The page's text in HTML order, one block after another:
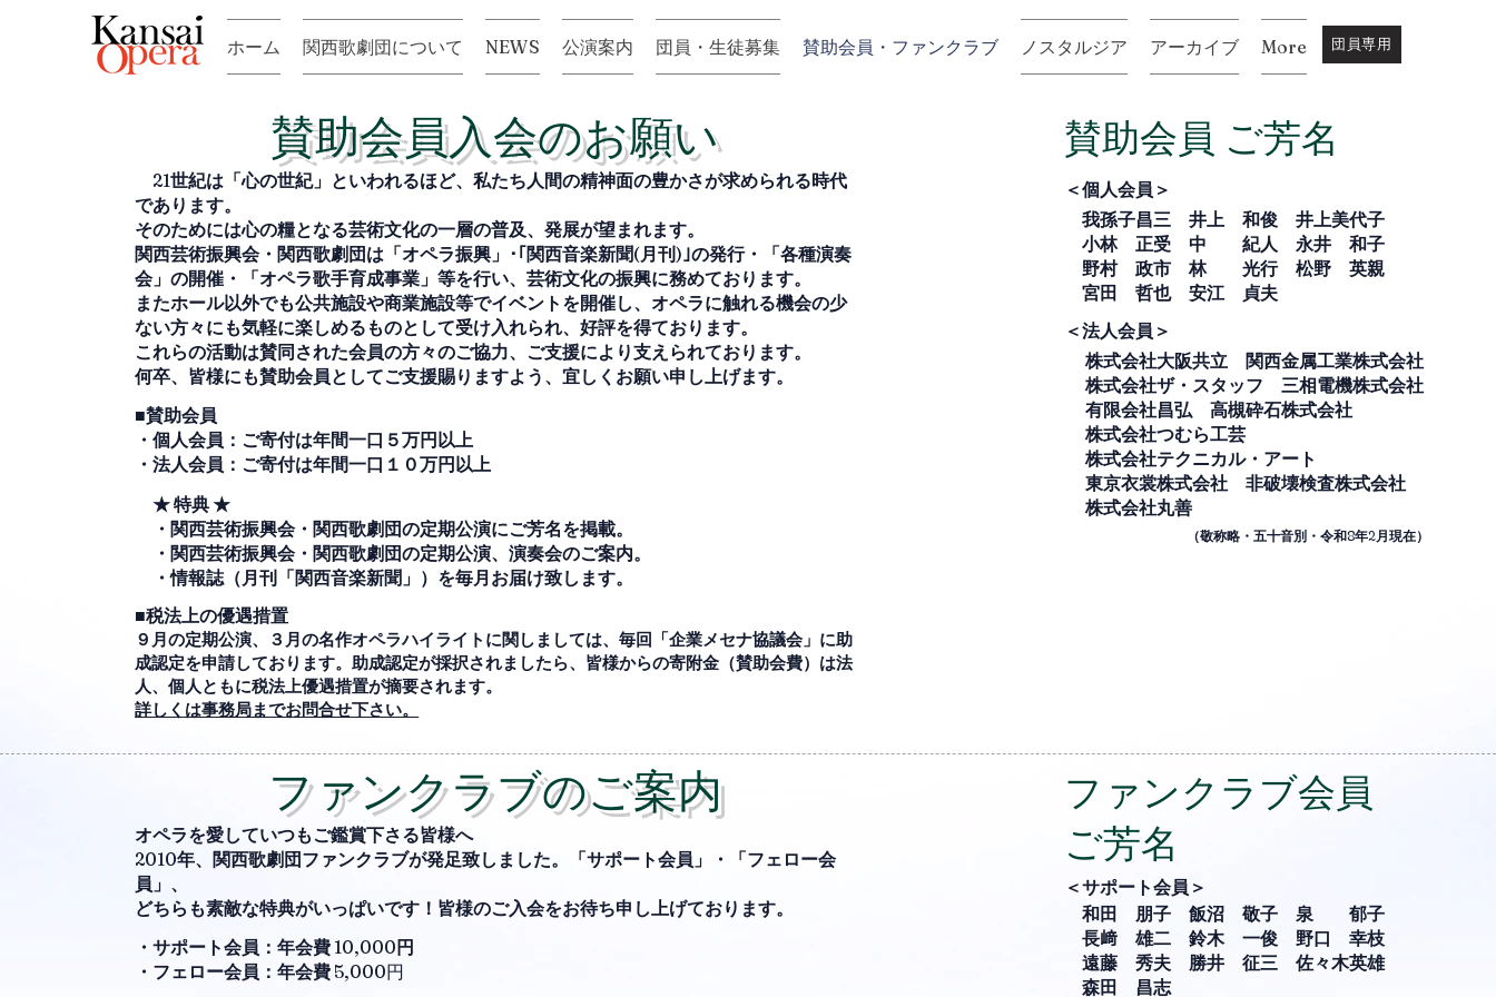
ホーム 関西歌劇団について NEWS 公演案内 団員・生徒募集 賛助会員・ファンクラブ ノスタルジア アーカイブ More 団員専用
賛助会員入会のお願い
21世紀は「心の世紀」といわれるほど、私たち人間の精神面の豊かさが求められる時代
であります。
そのためには心の糧となる芸術文化の一層の普及、発展が望まれます。
関西芸術振興会・関西歌劇団は「オペラ振興」･｢関西音楽新聞(月刊)｣の発行・「各種演奏
会」の開催・「オペラ歌手育成事業」等を行い、芸術文化の振興に務めております。
またホール以外でも公共施設や商業施設等でイベントを開催し、オペラに触れる機会の少
ない方々にも気軽に楽しめるものとして受け入れられ、好評を得ております。
これらの活動は賛同された会員の方々のご協力、ご支援により支えられております。
何卒、皆様にも賛助会員としてご支援賜りますよう、宜しくお願い申し上げます。
■賛助会員
・個人会員：ご寄付は年間一口５万円以上
・法人会員：ご寄付は年間一口１０万円以上
★ 特典 ★
・関西芸術振興会・関西歌劇団の定期公演にご芳名を掲載。
・関西芸術振興会・関西歌劇団の定期公演、演奏会のご案内。
・情報誌（月刊「関西音楽新聞」）を毎月お届け致します。
■税法上の優遇措置
９月の定期公演、３月の名作オペラハイライトに関しましては、毎回「企業メセナ協議会」に助
成認定を申請しております。助成認定が採択されましたら、皆様からの寄附金（賛助会費）は法
人、個人ともに税法上優遇措置が摘要されます。
詳しくは事務局までお問合せ下さい。
賛助会員 ご芳名
＜個人会員＞
我孫子昌三 井上 和俊 井上美代子
小林 正受 中 紀人 ​永井 和子
野村 政市 林 光行 松野 英親
宮田 哲也 安江 貞夫
＜法人会員＞
株式会社大阪共立 関西金属工業株式会社
株式会社ザ・スタッフ 三相電機株式会社
有限会社昌弘高槻砕石株式会社
株式会社つむら工芸
株式会社テクニカル・アート
東京衣裳株式会社 非破壊検査株式会社
株式会社丸善
（敬称略・五十音別・令和8年2月現在）
ファンクラブのご案内
オペラを愛していつもご鑑賞下さる皆様へ
2010年、関西歌劇団ファンクラブが発足致しました。「サポート会員」・「フェロー会
員」、
どちらも素敵な特典がいっぱいです！皆様のご入会をお待ち申し上げております。
・サポート会員：年会費 10,000 円
・フェロー会員：年会費 5,000円
ファンクラブ会員
ご芳名
＜サポート会員＞
和田 朋子飯沼 敬子 泉 郁子
長﨑 雄二 鈴木 一俊 野口 幸枝
遠藤 秀夫 勝井 征三佐々木英雄
​森田 昌志